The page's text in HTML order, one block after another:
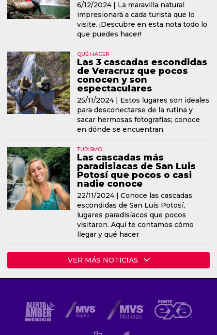
6/12/2024 | La maravilla natural
impresionará a cada turista que lo
visite. ¡Descubre en esta nota todo lo
que puedes hacer!
QUÉ HACER
Las 3 cascadas escondidas
de Veracruz que pocos
conocen y son
espectaculares
25/11/2024 | Estos lugares son ideales
para desconectarse de la rutina y
sacar hermosas fotografías; conoce
en dónde se encuentran.
TURISMO
Las cascadas más
paradisiacas de San Luis
Potosí que pocos o casi
nadie conoce
22/11/2024 |Conoce las cascadas
escondidas de San Luis Potosí,
lugares paradisíacos que pocos
visitaron. Aquí te contamos cómo
llegar y qué hacer
VER MÁS NOTICIAS